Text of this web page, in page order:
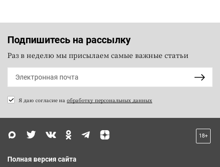
Подпишитесь на рассылку
Раз в неделю мы присылаем самые важные статьи
Я даю согласие на обработку персональных данных
18+
Полная версия сайта